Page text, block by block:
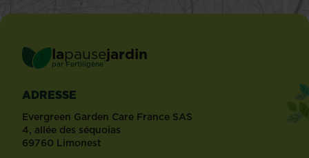
lapausejardin
par Fertiligène ®
ADRESSE
Evergreen Garden Care France SAS
4, allée des séquoias
69760 Limonest